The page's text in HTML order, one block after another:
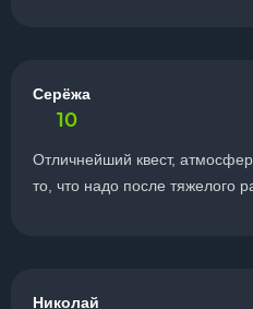
Серёжа
10
Отличнейший квест,
то, что надо после тяжелого
Николай